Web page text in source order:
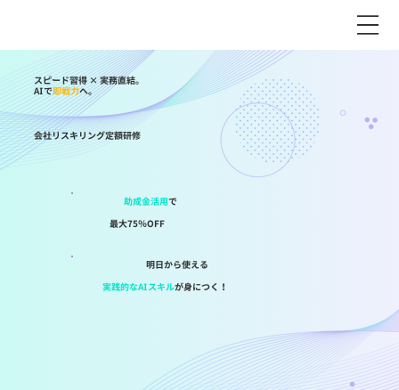
スピード習得 × 実務直結。
AIで即戦力へ。
会社リスキリング定額研修
助成金活用で
最大75％OFF
実践的なAIスキルが身につく！
明日から使える